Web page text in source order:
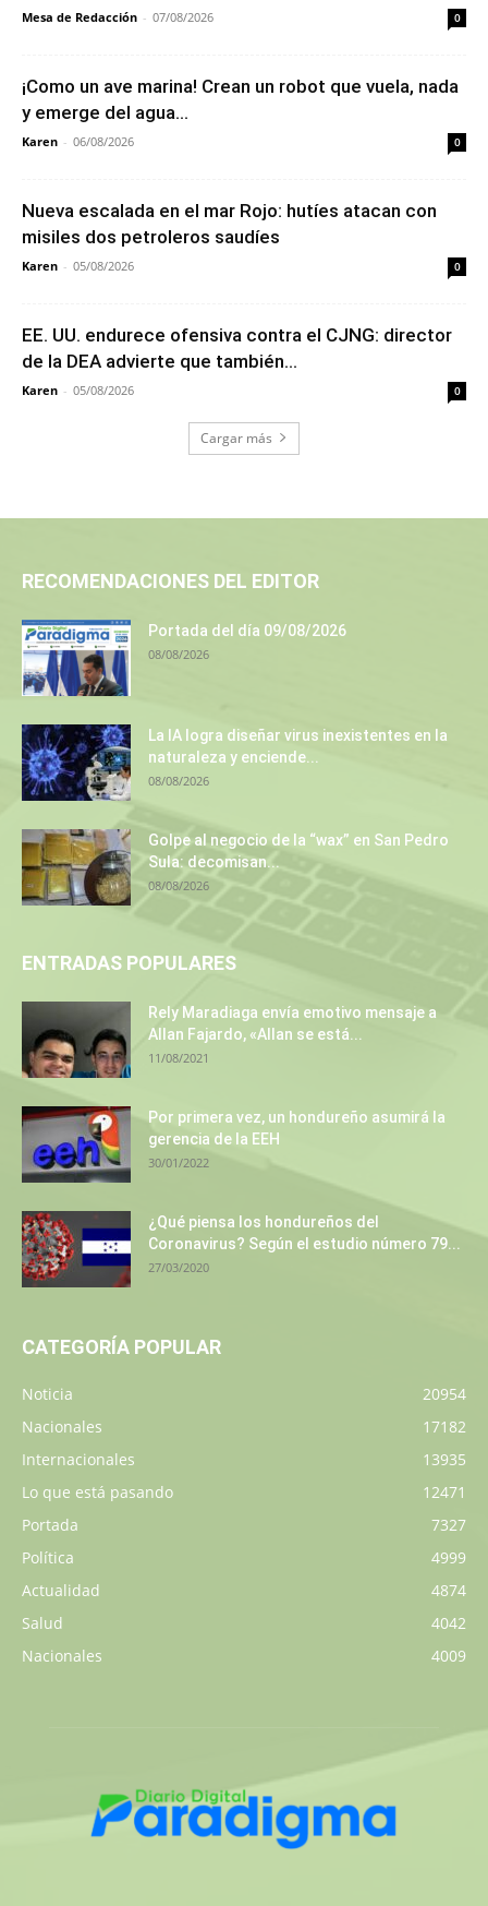
Mesa de Redacción - 07/08/2026 0
¡Como un ave marina! Crean un robot que vuela, nada
y emerge del agua...
Karen - 06/08/2026 0
Nueva escalada en el mar Rojo: hutíes atacan con
misiles dos petroleros saudíes
Karen - 05/08/2026 0
EE. UU. endurece ofensiva contra el CJNG: director
de la DEA advierte que también...
Karen - 05/08/2026 0
Cargar más
RECOMENDACIONES DEL EDITOR
Portada del día 09/08/2026
08/08/2026
La IA logra diseñar virus inexistentes en la
naturaleza y enciende...
08/08/2026
Golpe al negocio de la “wax” en San Pedro
Sula: decomisan...
08/08/2026
ENTRADAS POPULARES
Rely Maradiaga envía emotivo mensaje a
Allan Fajardo, «Allan se está...
11/08/2021
Por primera vez, un hondureño asumirá la
gerencia de la EEH
30/01/2022
¿Qué piensa los hondureños del
Coronavirus? Según el estudio número 79...
27/03/2020
CATEGORÍA POPULAR
Noticia
20954
Nacionales
17182
Internacionales
13935
Lo que está pasando
12471
Portada
7327
Política
4999
Actualidad
4874
Salud
4042
Nacionales
4009